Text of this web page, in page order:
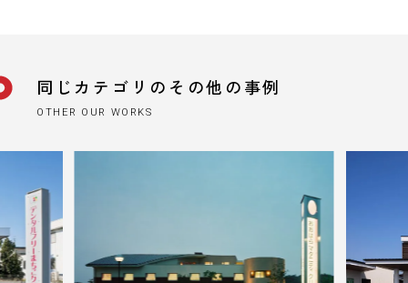
同じカテゴリのその他の事例
OTHER OUR WORKS